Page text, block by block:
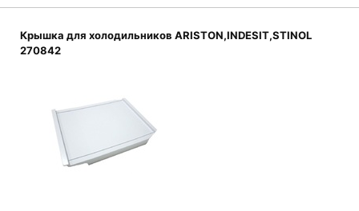
Крышка для холодильников ARISTON,INDESIT,STINOL
270842